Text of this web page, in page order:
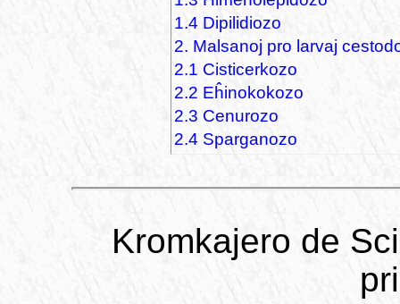
1.4 Dipilidiozo
2. Malsanoj pro larvaj
2.1 Cisticerkozo
2.2 Eĥinokokozo
2.3 Cenurozo
2.4 Sparganozo
Kromkajero de